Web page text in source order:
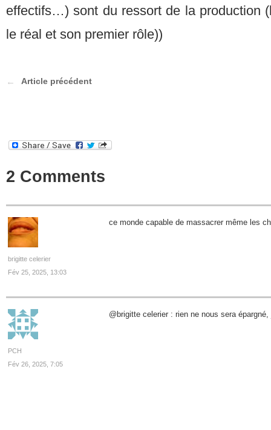
effectifs…) sont du ressort de la production
le réal et son premier rôle))
Article précédent
2 Comments
brigitte celerier
Fév 25, 2025, 13:03
ce monde capable de massacrer même les
PCH
Fév 26, 2025, 7:05
@brigitte celerier : rien ne nous sera